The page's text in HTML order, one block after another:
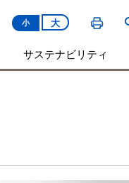
小 大
サステナビリティ